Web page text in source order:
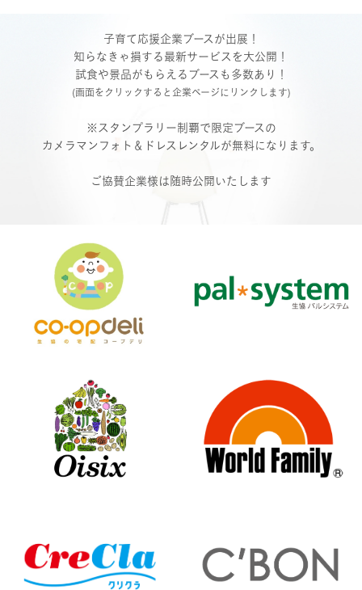
子育て応援企業ブースが出展！
知らなきゃ損する最新サービスを大公開！
試食や景品がもらえるブースも多数あり！
(画面をクリックすると企業ページにリンクします)
※スタンプラリー制覇で限定ブースの
カメラマンフォト＆ドレスレンタルが無料になります。
ご協賛企業様は随時公開いたします